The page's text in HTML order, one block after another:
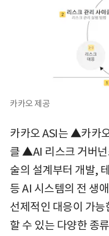
카카오 제공
카카오 ASI는 ▲카카
클 ▲AI 리스크 거버넌
술의 설계부터 개발,
등 AI 시스템의 전 생
선제적인 대응이 가능
할 수 있는 다양한 종